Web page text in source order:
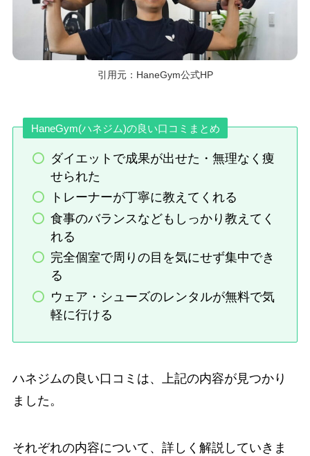
引用元：HaneGym公式HP
HaneGym(ハネジム)の良い口コミまとめ
ダイエットで成果が出せた・無理なく痩
せられた
トレーナーが丁寧に教えてくれる
食事のバランスなどもしっかり教えてく
れる
完全個室で周りの目を気にせず集中でき
る
ウェア・シューズのレンタルが無料で気
軽に行ける
ハネジムの良い口コミは、上記の内容が見つかり
ました。
それぞれの内容について、詳しく解説していきま